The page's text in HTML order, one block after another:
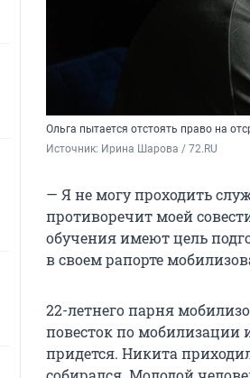
Ольга пытается отстоять право на
Источник: Ирина Шарова / 72.RU
— Я не могу проходить
противоречит моей
обучения имеют цель
в своем рапорте
22-летнего парня
повесток по мобилизации
придется. Никита